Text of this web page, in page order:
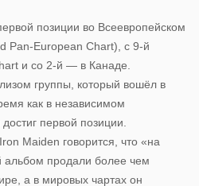
позиции во Всеевропейском
Pan-European Chart), с 9-й
и со 2-й — в Канаде.
группы, который вошёл в
как в независимом
первой позиции.
Maiden говорится, что «на
альбом продали более чем
а в мировых чартах он